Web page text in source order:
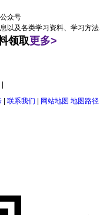
众号
以及各类学习资料、学习方法
领取更多>
联系我们 网站地图 地图路径